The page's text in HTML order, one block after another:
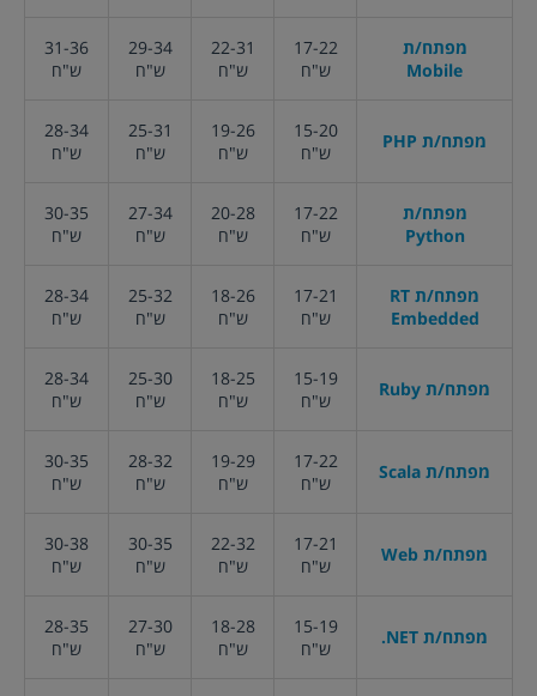
מפתח/ת
Mobile
17-22
ש"ח
22-31
ש"ח
29-34
ש"ח
31-36
ש"ח
מפתח/ת PHP
15-20
ש"ח
19-26
ש"ח
25-31
ש"ח
28-34
ש"ח
מפתח/ת
Python
17-22
ש"ח
20-28
ש"ח
27-34
ש"ח
30-35
ש"ח
מפתח/ת RT
Embedded
17-21
ש"ח
18-26
ש"ח
25-32
ש"ח
28-34
ש"ח
מפתח/ת Ruby
15-19
ש"ח
18-25
ש"ח
25-30
ש"ח
28-34
ש"ח
מפתח/ת Scala
17-22
ש"ח
19-29
ש"ח
28-32
ש"ח
30-35
ש"ח
מפתח/ת Web
17-21
ש"ח
22-32
ש"ח
30-35
ש"ח
30-38
ש"ח
מפתח/ת .NET
15-19
ש"ח
18-28
ש"ח
27-30
ש"ח
28-35
ש"ח